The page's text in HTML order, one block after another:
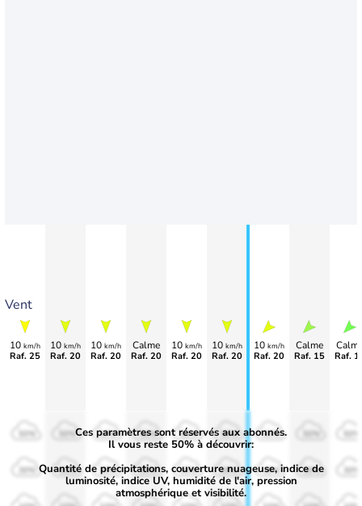
Vent
10 km/h
Raf. 25
10 km/h
Raf. 20
10 km/h
Raf. 20
Calme
Raf. 20
10 km/h
Raf. 20
10 km/h
Raf. 20
10 km/h
Raf. 20
Calme
Raf. 15 Raf.
50%
30%
50%
30%
50%
30%
50%
30%
50%
30%
50%
30%
50%
30% 30% 30%
Ces paramètres sont réservés aux abonnés.
Il vous reste 50% à découvrir:
Quantité de précipitations, couverture nuageuse, indice de
luminosité, indice UV, humidité de l'air, pression
atmosphérique et visibilité.